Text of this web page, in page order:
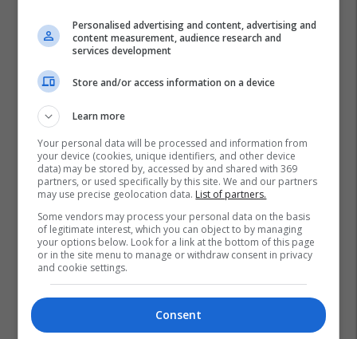
Personalised advertising and content, advertising and
content measurement, audience research and
services development
Store and/or access information on a device
Learn more
Your personal data will be processed and information from
your device (cookies, unique identifiers, and other device
data) may be stored by, accessed by and shared with 369
partners, or used specifically by this site. We and our partners
may use precise geolocation data. List of partners.
Some vendors may process your personal data on the basis
of legitimate interest, which you can object to by managing
your options below. Look for a link at the bottom of this page
or in the site menu to manage or withdraw consent in privacy
and cookie settings.
Consent